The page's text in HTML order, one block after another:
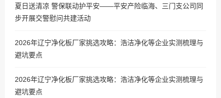
夏日送清凉 警保联动护平安——平安产险临海、三门支公司同
步开展交警慰问共建活动
2026年辽宁净化板厂家挑选攻略：浩洁净化等企业实测梳理与
避坑要点
2026年辽宁净化板厂家挑选攻略：浩洁净化等企业实测梳理与
避坑要点